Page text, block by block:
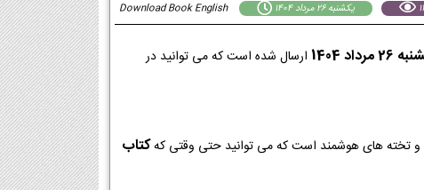
Download Book English يكشنبه 26 مرداد 1404
مرداد 1404
ارسال شده است که می توانید در
کتاب